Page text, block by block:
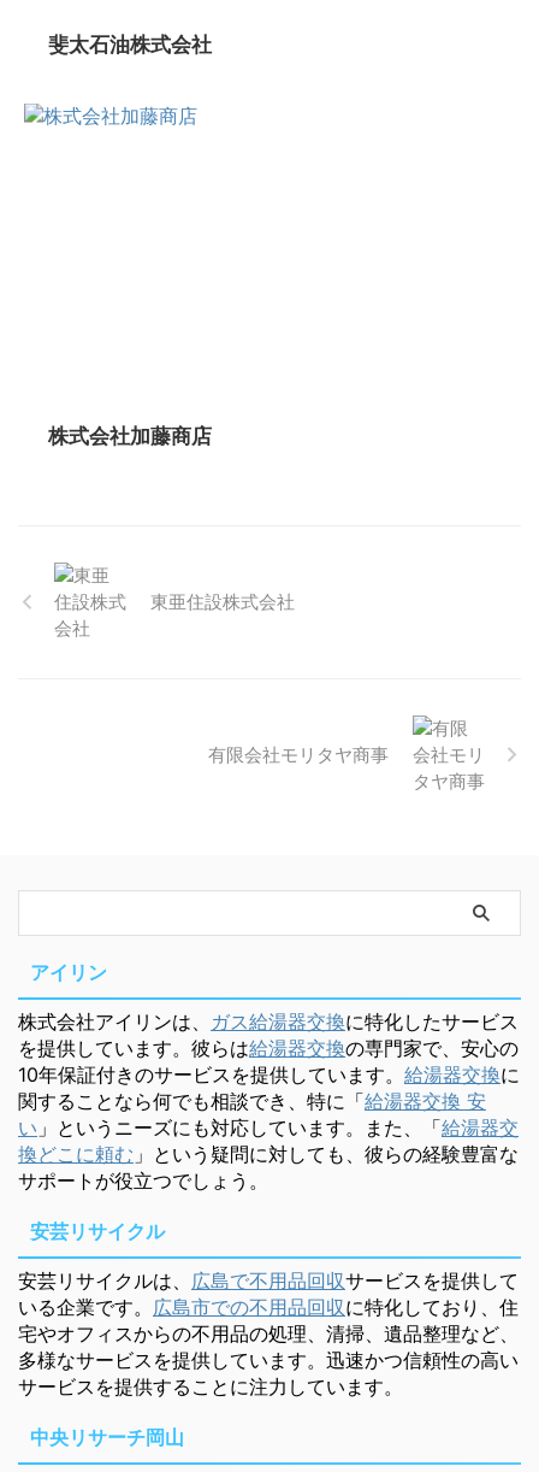
斐太石油株式会社
株式会社加藤商店
東亜住設株式会社
有限会社モリタヤ商事
アイリン
株式会社アイリンは、 ガス給湯器交換に特化したサービス
を提供しています。彼らは給湯器交換の専門家で、安心の
10年保証付きのサービスを提供しています。 給湯器交換に
関することなら何でも相談でき、特に「給湯器交換 安
い 」というニーズにも対応しています。また、「給湯器交
換どこに頼む 」という疑問に対しても、彼らの経験豊富な
サポートが役立つでしょう。
安芸リサイクル
安芸リサイクルは、 広島で不用品回収サービスを提供して
いる企業です。 広島市での不用品回収に特化しており、住
宅やオフィスからの不用品の処理、清掃、遺品整理など、
多様なサービスを提供しています。迅速かつ信頼性の高い
サービスを提供することに注力しています。
中央リサーチ岡山